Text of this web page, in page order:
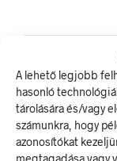
A lehető legjobb
hasonló
tárolására és/vagy
számunkra, hogy
azonosítókat
megtagadása vagy
LEGUTÓBBI
Munkavédelmi